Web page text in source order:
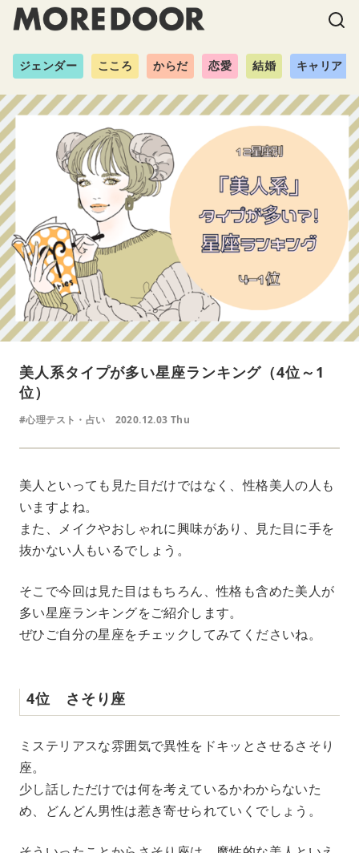
ジェンダー こころ からだ 恋愛 結婚 キャリア
美‌人‌系タイプが‌多‌い‌星‌座‌ラ‌ン‌キ‌ン‌グ‌（4位～1
位）
#心理テスト・占い 2020.12.03 Thu
美人といっても見た目だけではなく、性格美人の人も
いますよね。
また、メイクやおしゃれに興味があり、見た目に手を
抜かない人もいるでしょう。
そこで今回は見た目はもちろん、性格も含めた美人が
多い星座ランキングをご紹介します。
ぜひご自分の星座をチェックしてみてくださいね。
4位 さそり座
ミステリアスな雰囲気で異性をドキッとさせるさそり
座。
少し話しただけでは何を考えているかわからないた
め、どんどん男性は惹き寄せられていくでしょう。